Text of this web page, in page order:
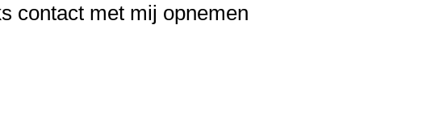
contact met mij opnemen